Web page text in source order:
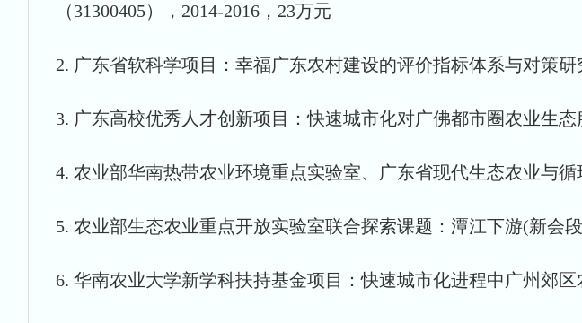
（31300405），2014-2016，23万元
2. 广东省软科学项目：幸福广东农村建设的评价指标体系与对策研
3. 广东高校优秀人才创新项目：快速城市化对广佛都市圈农业生
4. 农业部华南热带农业环境重点实验室、广东省现代生态农业与
5. 农业部生态农业重点开放实验室联合探索课题：潭江下游(新会
6. 华南农业大学新学科扶持基金项目：快速城市化进程中广州郊区